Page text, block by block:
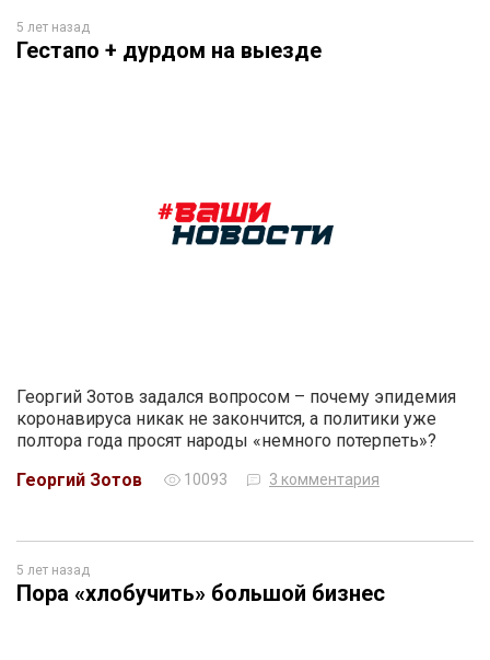
5 лет назад
Гестапо + дурдом на выезде
Георгий Зотов задался вопросом – почему эпидемия
коронавируса никак не закончится, а политики уже
полтора года просят народы «немного потерпеть»?
Георгий Зотов
10093 3 комментария
5 лет назад
Пора «хлобучить» большой бизнес